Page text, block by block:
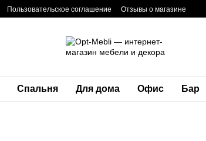
Пользовательское соглашение Отзывы о магазине
Спальня Для дома Офис Бар